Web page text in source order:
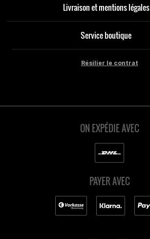
Livraison et mentions légales
Service boutique
Résilier le contrat
ON EXPÉDIE AVEC
PAYER AVEC